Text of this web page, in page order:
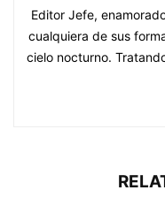
Editor Jefe,
cualquiera de sus
cielo nocturno.